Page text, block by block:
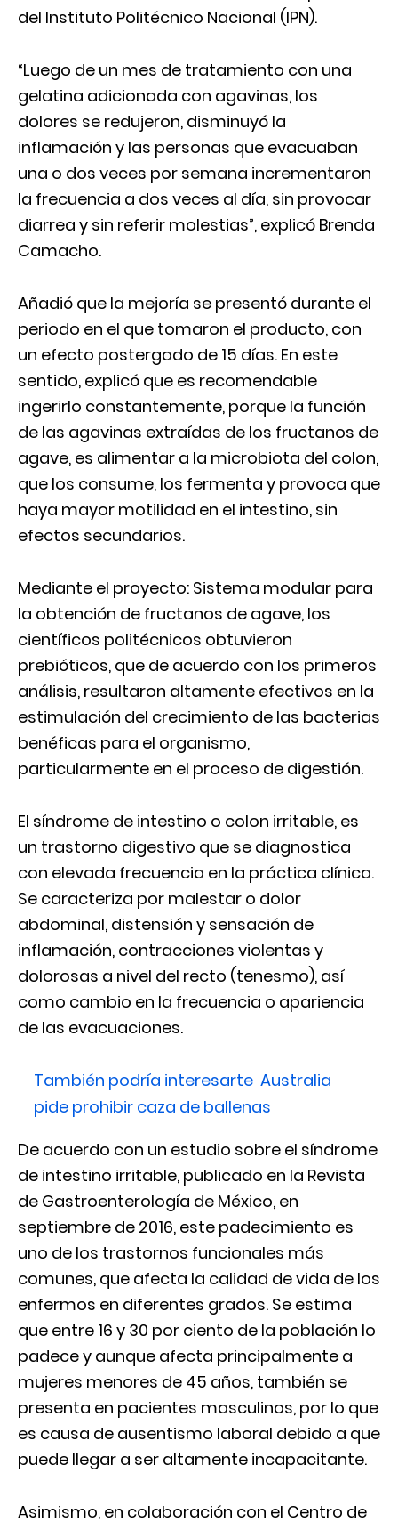
del Instituto Politécnico Nacional (IPN).
“Luego de un mes de tratamiento con una
gelatina adicionada con agavinas, los
dolores se redujeron, disminuyó la
inflamación y las personas que evacuaban
una o dos veces por semana incrementaron
la frecuencia a dos veces al día, sin provocar
diarrea y sin referir molestias”, explicó Brenda
Camacho.
Añadió que la mejoría se presentó durante el
periodo en el que tomaron el producto, con
un efecto postergado de 15 días. En este
sentido, explicó que es recomendable
ingerirlo constantemente, porque la función
de las agavinas extraídas de los fructanos de
agave, es alimentar a la microbiota del colon,
que los consume, los fermenta y provoca que
haya mayor motilidad en el intestino, sin
efectos secundarios.
Mediante el proyecto: Sistema modular para
la obtención de fructanos de agave, los
científicos politécnicos obtuvieron
prebióticos, que de acuerdo con los primeros
análisis, resultaron altamente efectivos en la
estimulación del crecimiento de las bacterias
benéficas para el organismo,
particularmente en el proceso de digestión.
El síndrome de intestino o colon irritable, es
un trastorno digestivo que se diagnostica
con elevada frecuencia en la práctica clínica.
Se caracteriza por malestar o dolor
abdominal, distensión y sensación de
inflamación, contracciones violentas y
dolorosas a nivel del recto (tenesmo), así
como cambio en la frecuencia o apariencia
de las evacuaciones.
También podría interesarte Australia
pide prohibir caza de ballenas
De acuerdo con un estudio sobre el síndrome
de intestino irritable, publicado en la Revista
de Gastroenterología de México, en
septiembre de 2016, este padecimiento es
uno de los trastornos funcionales más
comunes, que afecta la calidad de vida de los
enfermos en diferentes grados. Se estima
que entre 16 y 30 por ciento de la población lo
padece y aunque afecta principalmente a
mujeres menores de 45 años, también se
presenta en pacientes masculinos, por lo que
es causa de ausentismo laboral debido a que
puede llegar a ser altamente incapacitante.
Asimismo, en colaboración con el Centro de